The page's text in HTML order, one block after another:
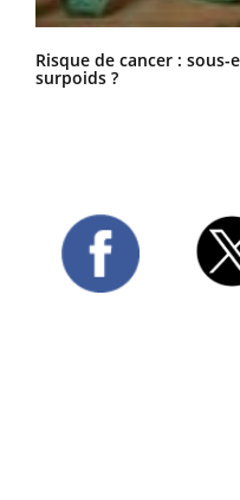
Risque de cancer :
surpoids ?